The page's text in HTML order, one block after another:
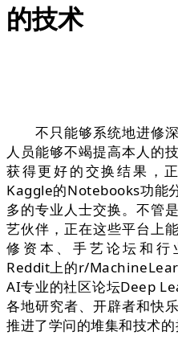
的技术
不只能够系统地进修深
人员能够不竭提高本人的
获得更好的交换结果，
Kaggle的Notebooks功能
多的专业人士交换。不管
艺伙伴，正在这些平台上
修资本、手艺论坛和行
Reddit上的r/
AI专业的社区论坛Deep
各地研究者、开辟者和快
推进了学问的堆集和技术的